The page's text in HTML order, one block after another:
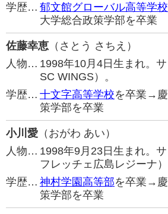
学歴… 郁文館グローバル高等学校
大学総合政策学部を卒業
佐藤幸恵 （さとう さちえ）
人物… 1998年10月4日生まれ。
SC WINGS）。
学歴… 十文字高等学校を卒業→
策学部を卒業
小川愛 （おがわ あい）
人物… 1998年9月23日生まれ。
フレッチェ広島レジーナ）
学歴… 神村学園高等部を卒業→
策学部を卒業